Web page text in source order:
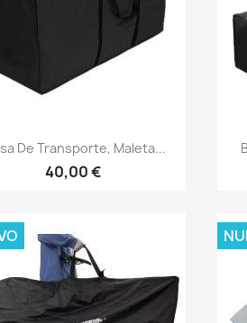
Vista rápida
De Transporte, Maleta...
40,00 €